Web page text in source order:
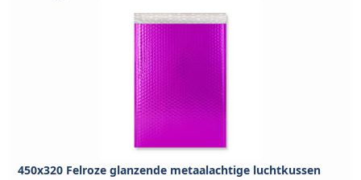
450x320 Felroze glanzende metaalachtige luchtkussen